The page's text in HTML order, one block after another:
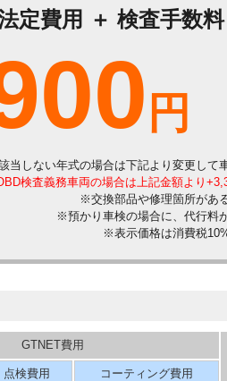
定費用 ＋ 検査手数
円
しない年式の場合は下記より変更して
検査義務車両の場合は上記金額より
※交換部品や修理箇所があ
※預かり車検の場合に、代行料
※表示価格は消費税
GTNET費用
点検費用 コーティング費用